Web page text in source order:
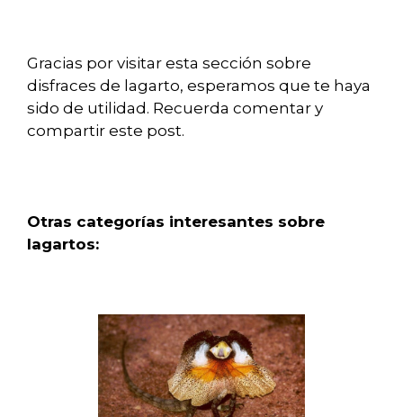
Gracias por visitar esta sección sobre
disfraces de lagarto, esperamos que te haya
sido de utilidad. Recuerda comentar y
compartir este post.
Otras categorías interesantes sobre
lagartos: